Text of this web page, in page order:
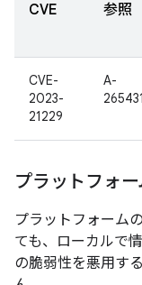
CVE 参照
CVE-
2023-
21229
A-
プラットフォー
プラットフォーム
ても、ローカルで
の脆弱性を悪用す